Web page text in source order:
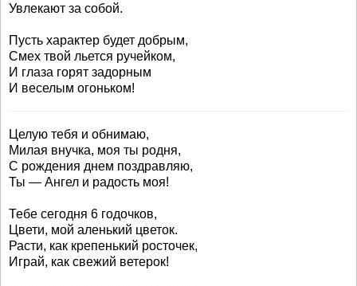
Увлекают за собой.
Пусть характер будет добрым,
Смех твой льется ручейком,
И глаза горят задорным
И веселым огоньком!
Целую тебя и обнимаю,
Милая внучка, моя ты родня,
С рождения днем поздравляю,
Ты — Ангел и радость моя!
Тебе сегодня 6 годочков,
Цвети, мой аленький цветок.
Расти, как крепенький росточек,
Играй, как свежий ветерок!